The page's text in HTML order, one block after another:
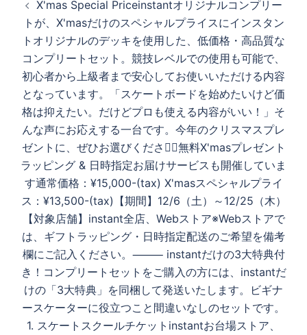
稿
ナ
ビ
ゲ
ー
シ
ョ
ン
X'mas Special Priceinstantオリジナルコンプリー
トが、X'masだけのスペシャルプライスにインスタン
トオリジナルのデッキを使用した、低価格・高品質な
コンプリートセット。競技レベルでの使用も可能で、
初心者から上級者まで安心してお使いいただける内容
となっています。「スケートボードを始めたいけど価
格は抑えたい。だけどプロも使える内容がいい！」そ
んな声にお応えする一台です。今年のクリスマスプレ
ゼントに、ぜひお選びください🏻無料X'masプレゼント
ラッピング & 日時指定お届けサービスも開催していま
す通常価格：¥15,000-(tax) X'masスペシャルプライ
ス：¥13,500-(tax)【期間】12/6（土）～12/25（木）
【対象店舗】instant全店、Webストア※Webストアで
は、ギフトラッピング・日時指定配送のご希望を備考
欄にご記入ください。⸻ instantだけの3大特典付
き！コンプリートセットをご購入の方には、instantだ
けの「3大特典」を同梱して発送いたします。ビギナ
ースケーターに役立つこと間違いなしのセットです。
1. スケートスクールチケットinstantお台場ストア、